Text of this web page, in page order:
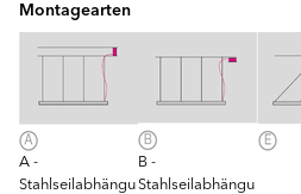
Montagearten
A -
Stahlseilabhängu
B -
Stahlseilabhängu